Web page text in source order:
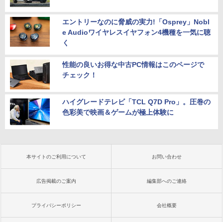
エントリーなのに脅威の実力!「Osprey」Nobl
e Audioワイヤレスイヤフォン4機種を一気に聴
く
性能の良いお得な中古PC情報はこのページで
チェック！
ハイグレードテレビ「TCL Q7D Pro」。圧巻の
色彩美で映画＆ゲームが極上体験に
本サイトのご利用について お問い合わせ
広告掲載のご案内 編集部へのご連絡
プライバシーポリシー 会社概要